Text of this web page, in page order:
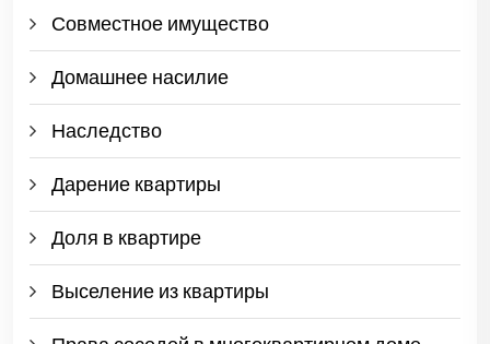
Совместное имущество
Домашнее насилие
Наследство
Дарение квартиры
Доля в квартире
Выселение из квартиры